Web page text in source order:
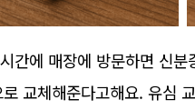
간에 매장에 방문하면 신분
교체해준다고해요. 유심